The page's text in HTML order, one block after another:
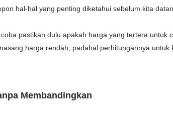
hal-hal yang penting diketahui sebelum kita
pastikan dulu apakah harga yang tertera untuk
harga rendah, padahal perhitungannya untuk
Membandingkan